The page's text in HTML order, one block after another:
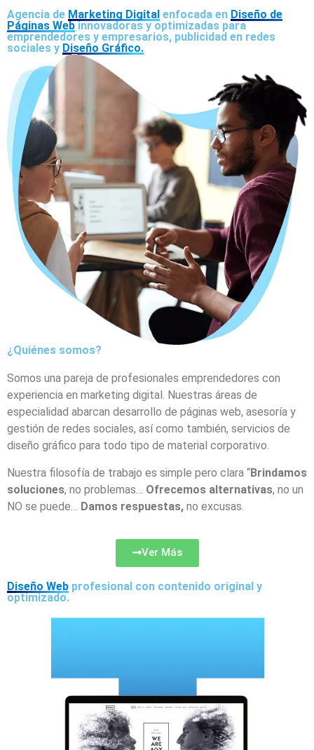
Agencia de Marketing Digital enfocada en Diseño de
Páginas Webinnovadoras y optimizadas para
emprendedores y empresarios, publicidad en redes
sociales y Diseño Gráfico.
¿Quiénes somos?
Somos una pareja de profesionales emprendedores con
experiencia en marketing digital. Nuestras áreas de
especialidad abarcan desarrollo de páginas web, asesoría y
gestión de redes sociales, así como también, servicios de
diseño gráfico para todo tipo de material corporativo.
Nuestra filosofía de trabajo es simple pero clara “Brindamos
soluciones, no problemas… Ofrecemos alternativas, no un
NO se puede… Damos respuestas, no excusas.
Ver Más
Diseño Web profesional con contenido original y
optimizado.